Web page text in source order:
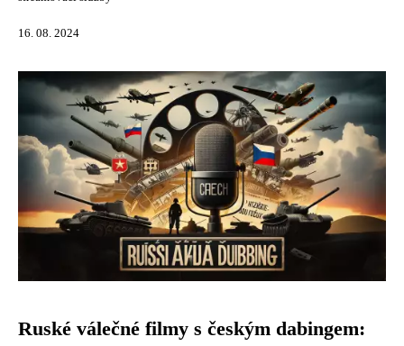
16. 08. 2024
Ruské válečné filmy s českým dabingem: